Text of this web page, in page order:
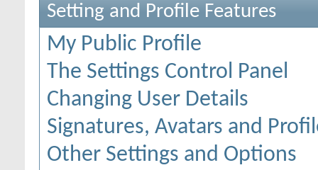
Setting and Profile Features
My Public Profile
The Settings Control Panel
Changing User Details
Signatures, Avatars and
Other Settings and Options